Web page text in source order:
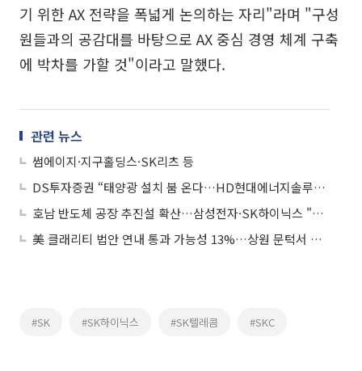
기 위한 AX 전략을 폭넓게 논의하는 자리"라며 "구성
원들과의 공감대를 바탕으로 AX 중심 경영 체계 구축
에 박차를 가할 것"이라고 말했다.
관련 뉴스
썸에이지·지구홀딩스·SK리츠 등
DS투자증권 “태양광 설치 붐 온다…HD현대에너지솔루션ㆍSK이터닉스 최선호주”
호남 반도체 공장 추진설 확산…삼성전자·SK하이닉스 "아는 바 없다"
美 클래리티 법안 연내 통과 가능성 13%…상원 문턱서 제동
#SK #SK하이닉스 #SK텔레콤 #SKC